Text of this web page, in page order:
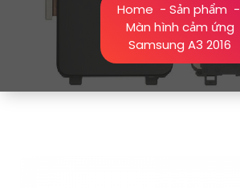
Home - Sản phẩm -
Màn hình cảm ứng
Samsung A3 2016